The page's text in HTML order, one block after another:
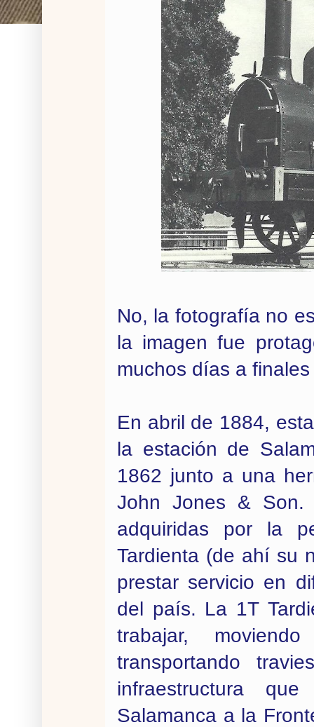
No, la fotografía no
la imagen fue
muchos días a
En abril de 1884,
la estación de
1862 junto a una
John Jones & Son.
adquiridas por la
Tardienta (de ahí su
prestar servicio en
del país. La 1T
trabajar,
transportando
infraestructura
Salamanca a la